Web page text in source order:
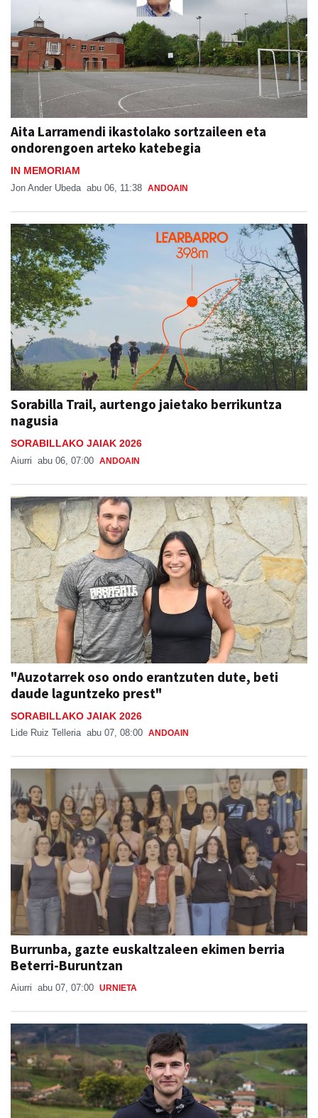
Aita Larramendi ikastolako sortzaileen eta
ondorengoen arteko katebegia
IN MEMORIAM
Jon Ander Ubeda ANDOAIN
Sorabilla Trail, aurtengo jaietako berrikuntza
nagusia
SORABILLAKO JAIAK 2026
Aiurri
"Auzotarrek oso ondo erantzuten dute, beti
daude laguntzeko prest"
SORABILLAKO JAIAK 2026
Lide Ruiz Telleria abu 07, 08:00
Burrunba, gazte euskaltzaleen ekimen berria
Beterri-Buruntzan
Aiurri abu 07, 07:00